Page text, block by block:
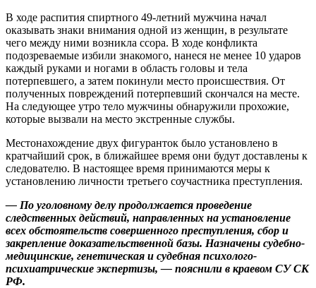
В ходе распития спиртного 49-летний мужчина начал
оказывать знаки внимания одной из женщин, в результате
чего между ними возникла ссора. В ходе конфликта
подозреваемые избили знакомого, нанеся не менее 10 ударов
каждый руками и ногами в область головы и тела
потерпевшего, а затем покинули место происшествия. От
полученных повреждений потерпевший скончался на месте.
На следующее утро тело мужчины обнаружили прохожие,
которые вызвали на место экстренные службы.
Местонахождение двух фигуранток было установлено в
кратчайший срок, в ближайшее время они будут доставлены к
следователю. В настоящее время принимаются меры к
установлению личности третьего соучастника преступления.
— По уголовному делу продолжается проведение
следственных действий, направленных на установление
всех обстоятельств совершенного преступления, сбор и
закрепление доказательственной базы. Назначены судебно-
медицинские, генетическая и судебная психолого-
психиатрические экспертизы, — пояснили в краевом СУ СК
РФ.